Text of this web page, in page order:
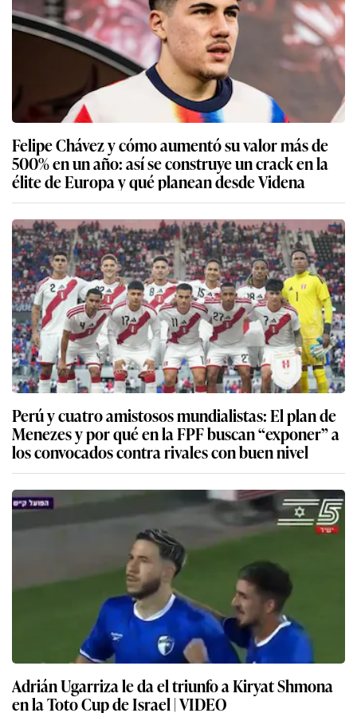
Felipe Chávez y cómo aumentó su valor más de
500% en un año: así se construye un crack en la
élite de Europa y qué planean desde Videna
Perú y cuatro amistosos mundialistas: El plan de
Menezes y por qué en la FPF buscan “exponer” a
los convocados contra rivales con buen nivel
Adrián Ugarriza le da el triunfo a Kiryat Shmona
en la Toto Cup de Israel | VIDEO